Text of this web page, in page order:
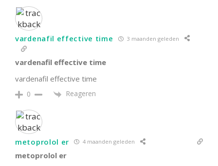
vardenafil effective time 3 maanden geleden
vardenafil effective time
vardenafil effective time
0 Reageren
metoprolol er 4 maanden geleden
metoprolol er